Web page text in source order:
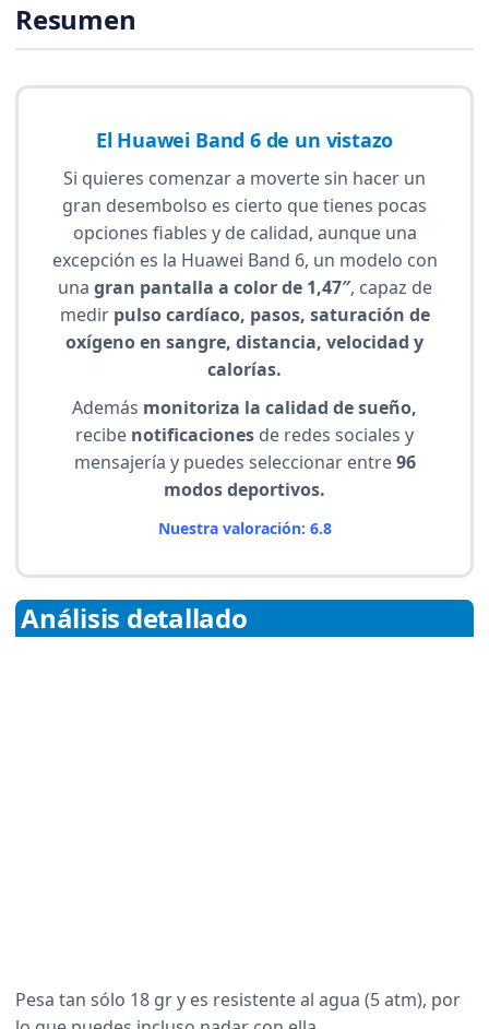
Resumen
El Huawei Band 6 de un vistazo
Si quieres comenzar a moverte sin hacer un
gran desembolso es cierto que tienes pocas
opciones fiables y de calidad, aunque una
excepción es la Huawei Band 6, un modelo con
una gran pantalla a color de 1,47″, capaz de
medirpulso cardíaco, pasos, saturación de
oxígeno en sangre, distancia, velocidad y
calorías.
Además monitoriza la calidad de sueño,
recibe notificaciones de redes sociales y
mensajería y puedes seleccionar entre96
modos deportivos.
Nuestra valoración: 6.8
Análisis detallado
Pesa tan sólo 18 gr y es resistente al agua (5 atm), por